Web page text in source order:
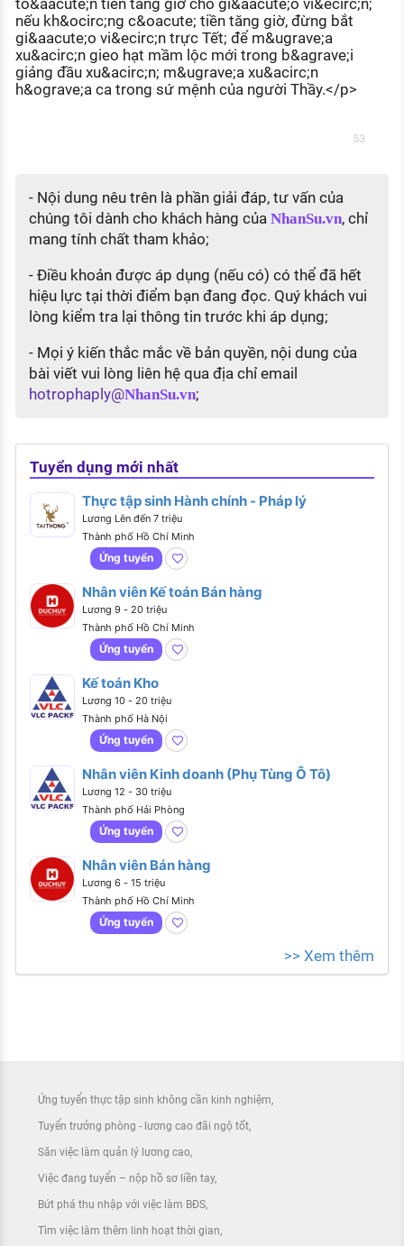
to&aacute;n tiền tăng giờ cho gi&aacute;o vi&ecirc;n;
nếu kh&ocirc;ng c&oacute; tiền tăng giờ, đừng bắt
gi&aacute;o vi&ecirc;n trực Tết; để m&ugrave;a
xu&acirc;n gieo hạt mầm lộc mới trong b&agrave;i
giảng đầu xu&acirc;n; m&ugrave;a xu&acirc;n
h&ograve;a ca trong sứ mệnh của người Thầy.</p>
53
- Nội dung nêu trên là phần giải đáp, tư vấn của
chúng tôi dành cho khách hàng của NhanSu.vn, chỉ
mang tính chất tham khảo;
- Điều khoản được áp dụng (nếu có) có thể đã hết
hiệu lực tại thời điểm bạn đang đọc. Quý khách vui
lòng kiểm tra lại thông tin trước khi áp dụng;
- Mọi ý kiến thắc mắc về bản quyền, nội dung của
bài viết vui lòng liên hệ qua địa chỉ email
hotrophaply@NhanSu.vn;
Tuyển dụng mới nhất
Thực tập sinh Hành chính - Pháp lý
Lương Lên đến 7 triệu
Thành phố Hồ Chí Minh
Ứng tuyển
Nhân viên Kế toán Bán hàng
Lương 9 - 20 triệu
Thành phố Hồ Chí Minh
Ứng tuyển
Kế toán Kho
Lương 10 - 20 triệu
Thành phố Hà Nội
Ứng tuyển
Nhân viên Kinh doanh (Phụ Tùng Ô Tô)
Lương 12 - 30 triệu
Thành phố Hải Phòng
Ứng tuyển
Nhân viên Bán hàng
Lương 6 - 15 triệu
Thành phố Hồ Chí Minh
Ứng tuyển
>> Xem thêm
Ứng tuyển thực tập sinh không cần kinh nghiệm
Tuyển trưởng phòng - lương cao đãi ngộ tốt
Săn việc làm quản lý lương cao
Việc đang tuyển – nộp hồ sơ liền tay
Bứt phá thu nhập với việc làm BĐS
Tìm việc làm thêm linh hoạt thời gian